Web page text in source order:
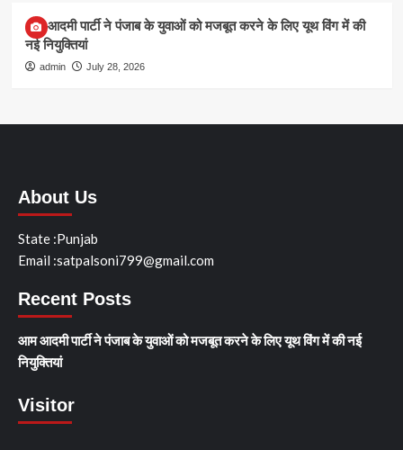
आम आदमी पार्टी ने पंजाब के युवाओं को मजबूत करने के लिए यूथ विंग में की
नई नियुक्तियां
admin July 28, 2026
About Us
State :Punjab
Email :satpalsoni799@gmail.com
Recent Posts
आम आदमी पार्टी ने पंजाब के युवाओं को मजबूत करने के लिए यूथ विंग में की नई
नियुक्तियां
Visitor